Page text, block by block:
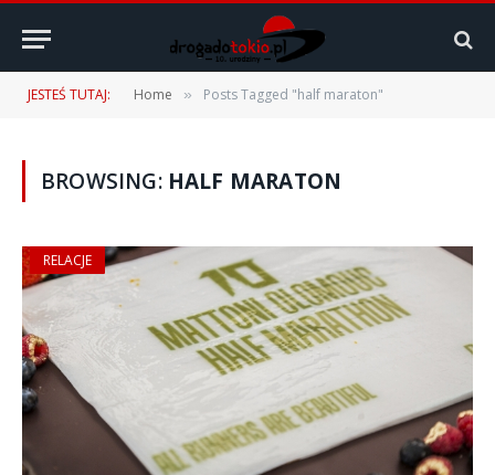
JESTEŚ TUTAJ: Home » Posts Tagged "half maraton"
BROWSING: HALF MARATON
RELACJE